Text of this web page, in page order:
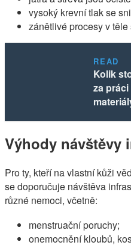
vysoký krevní tlak se
zánětlivé procesy v těle
READ
Kolik
za
Výhody návštěvy
Pro ty, kteří na vlastní kůži
se doporučuje návštěva
různé nemoci, včetně:
menstruační poruchy;
onemocnění kloubů,